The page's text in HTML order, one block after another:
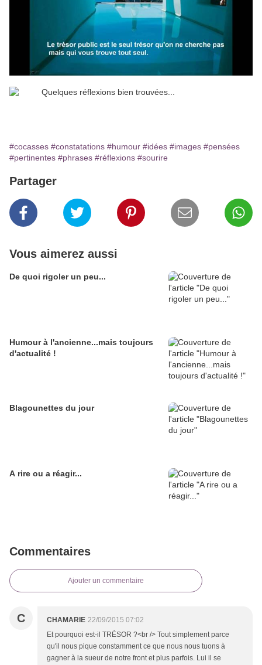
#cocasses #constatations #humour #idées #images #pensées
#pertinentes #phrases #réflexions #sourire
Partager
Vous aimerez aussi
De quoi rigoler un peu...
Humour à l'ancienne...mais toujours
d'actualité !
Blagounettes du jour
A rire ou a réagir...
Commentaires
Ajouter un commentaire
C CHAMARIE 22/09/2015 07:02
Et pourquoi est-il TRÉSOR ?<br /> Tout simplement parce
qu'il nous pique constamment ce que nous nous tuons à
gagner à la sueur de notre front et plus parfois. Lui il se